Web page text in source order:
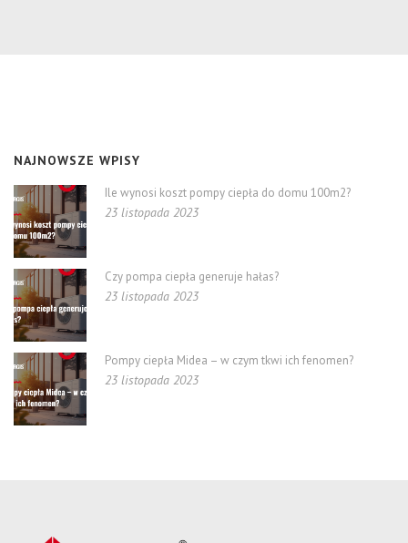
NAJNOWSZE WPISY
Ile wynosi koszt pompy ciepła do domu 100m2?
23 listopada 2023
Czy pompa ciepła generuje hałas?
23 listopada 2023
Pompy ciepła Midea – w czym tkwi ich fenomen?
23 listopada 2023